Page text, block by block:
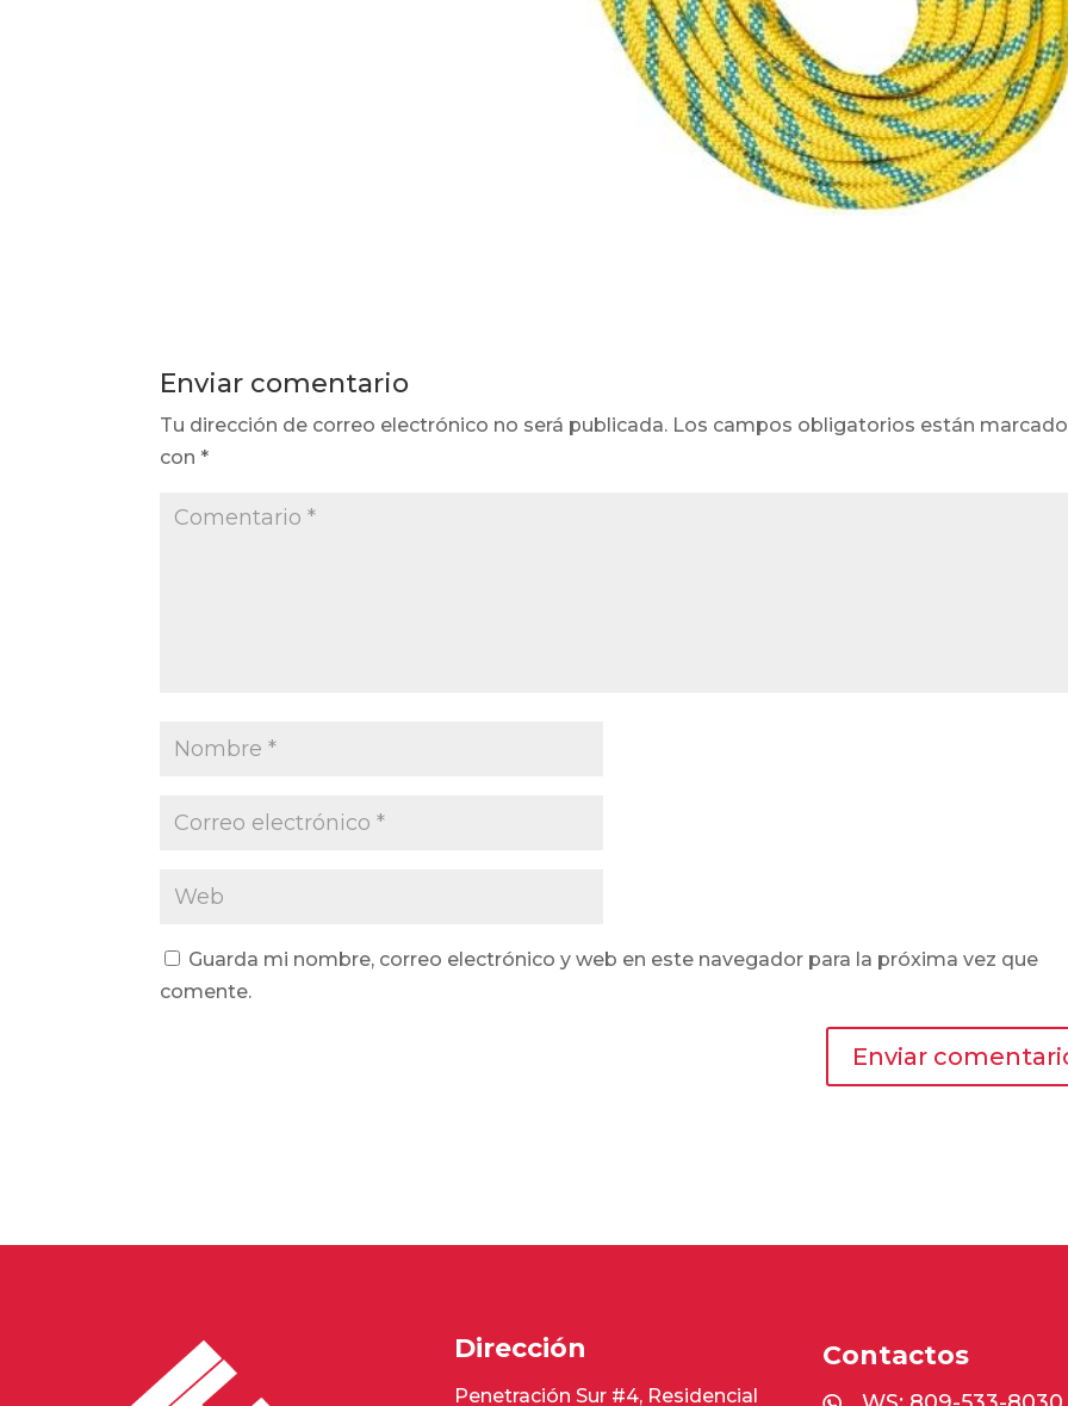
Enviar comentario
Tu dirección de correo electrónico no será publicada. Los campos obligatorios están
con*
Guarda mi nombre, correo electrónico y web en este navegador para la próxima vez que
comente.
Dirección
Penetración Sur #4, Residencial
Contactos